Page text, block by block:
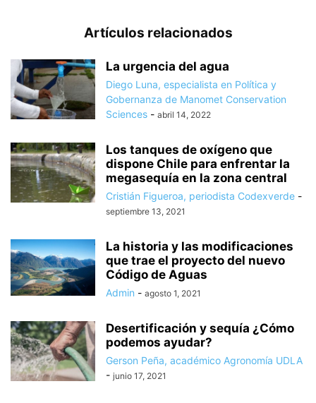
Artículos relacionados
La urgencia del agua
Diego Luna, especialista en Política y
Gobernanza de Manomet Conservation
Sciences - abril 14, 2022
Los tanques de oxígeno que
dispone Chile para enfrentar la
megasequía en la zona central
Cristián Figueroa, periodista Codexverde -
septiembre 13, 2021
La historia y las modificaciones
que trae el proyecto del nuevo
Código de Aguas
Admin - agosto 1, 2021
Desertificación y sequía ¿Cómo
podemos ayudar?
Gerson Peña, académico Agronomía UDLA
- junio 17, 2021